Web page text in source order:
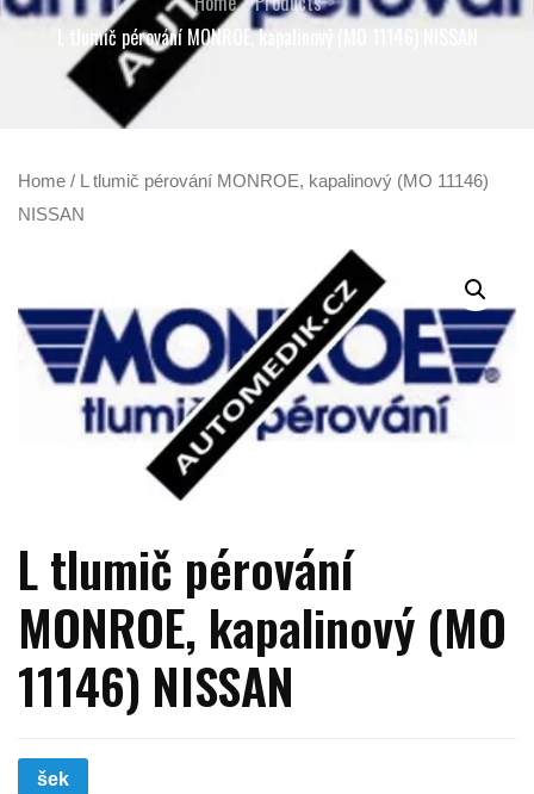
L tlumič pérování MONROE, kapalinový (MO 11146) NISSAN
Home / L tlumič pérování MONROE, kapalinový (MO 11146)
NISSAN
L tlumič pérování
MONROE, kapalinový (MO
11146) NISSAN
šek